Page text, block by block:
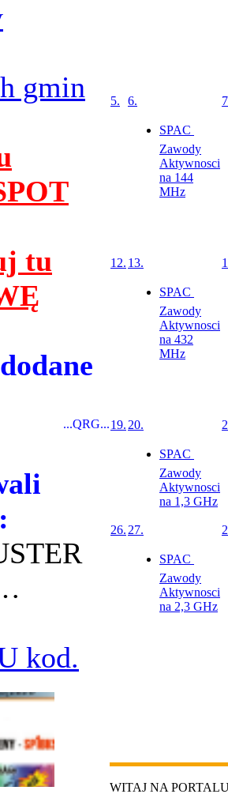
gmin
tu
...QRG...
kod.
5. 6.
SPAC 
Zawody
Aktywnosci
na 144
MHz
12. 13.
SPAC 
Zawody
Aktywnosci
na 432
MHz
19. 20.
SPAC 
Zawody
Aktywnosci
na 1,3 GHz
26. 27.
SPAC 
Zawody
Aktywnosci
na 2,3 GHz
WITAJ NA